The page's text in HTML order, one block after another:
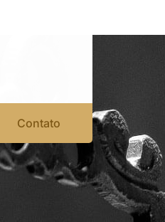
Contato